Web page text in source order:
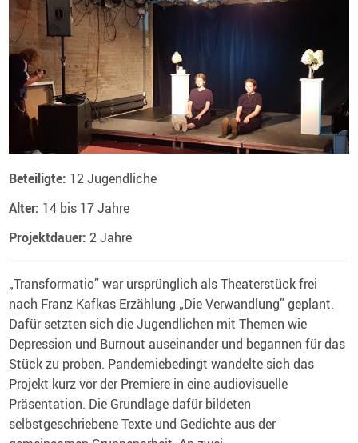
Beteiligte: 12 Jugendliche
Alter: 14 bis 17 Jahre
Projektdauer: 2 Jahre
„Transformatio” war ursprünglich als Theaterstück frei
nach Franz Kafkas Erzählung „Die Verwandlung” geplant.
Dafür setzten sich die Jugendlichen mit Themen wie
Depression und Burnout auseinander und begannen für das
Stück zu proben. Pandemiebedingt wandelte sich das
Projekt kurz vor der Premiere in eine audiovisuelle
Präsentation. Die Grundlage dafür bildeten
selbstgeschriebene Texte und Gedichte aus der